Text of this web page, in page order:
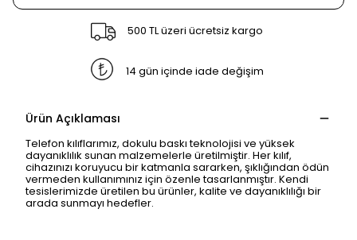
500 TL üzeri ücretsiz kargo
14 gün içinde iade değişim
Ürün Açıklaması
Telefon kılıflarımız, dokulu baskı teknolojisi ve yüksek
dayanıklılık sunan malzemelerle üretilmiştir. Her kılıf,
cihazınızı koruyucu bir katmanla sararken, şıklığından ödün
vermeden kullanımınız için özenle tasarlanmıştır. Kendi
tesislerimizde üretilen bu ürünler, kalite ve dayanıklılığı bir
arada sunmayı hedefler.